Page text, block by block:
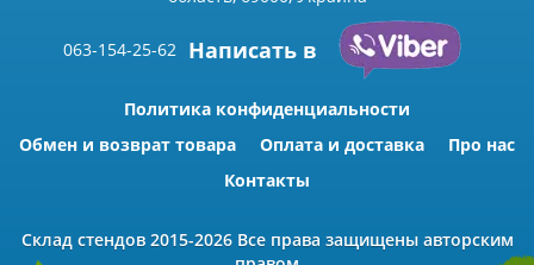
063-154-25-62 Написать в
Политика конфиденциальности
Обмен и возврат товара
Оплата и доставка
Про нас
Контакты
Склад стендов2015-2026 Всe права защищены авторским